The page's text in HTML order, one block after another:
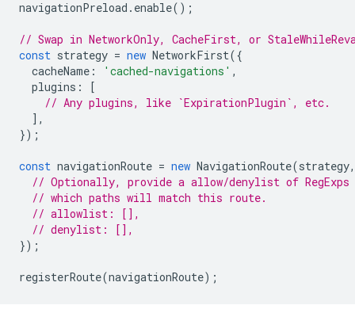
navigationPreload . enable();
// Swap in NetworkOnly, CacheFirst, or
const strategy = new NetworkFirst({
cacheName : 'cached-navigations' ,
plugins :
[
// Any plugins, like `ExpirationPlugin`, etc.
],
});
const navigationRoute = new NavigationRoute(strategy,
// Optionally, provide a allow/denylist of RegExps
// which paths will match this route.
// allowlist: [],
// denylist: [],
});
registerRoute(navigationRoute);